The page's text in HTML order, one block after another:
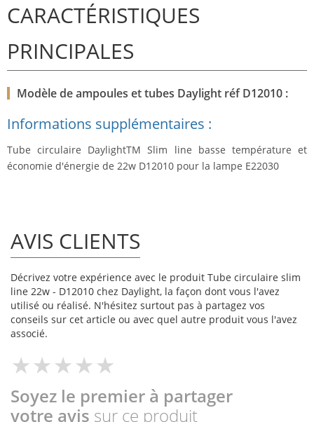
CARACTÉRISTIQUES
PRINCIPALES
Modèle de ampoules et tubes Daylight réf D12010 :
Informations supplémentaires :
Tube circulaire DaylightTM Slim line basse température et
économie d'énergie de 22w D12010 pour la lampe E22030
AVIS CLIENTS
Décrivez votre expérience avec le produit Tube circulaire slim
line 22w - D12010 chez Daylight, la façon dont vous l'avez
utilisé ou réalisé. N'hésitez surtout pas à partagez vos
conseils sur cet article ou avec quel autre produit vous l'avez
associé.
Soyez le premier à partager
votre avis sur ce produit